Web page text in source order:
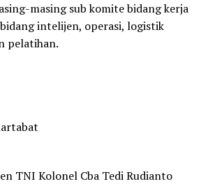
masing sub komite bidang kerja
intelijen, operasi, logistik
pelatihan.
TNI Kolonel Cba Tedi Rudianto